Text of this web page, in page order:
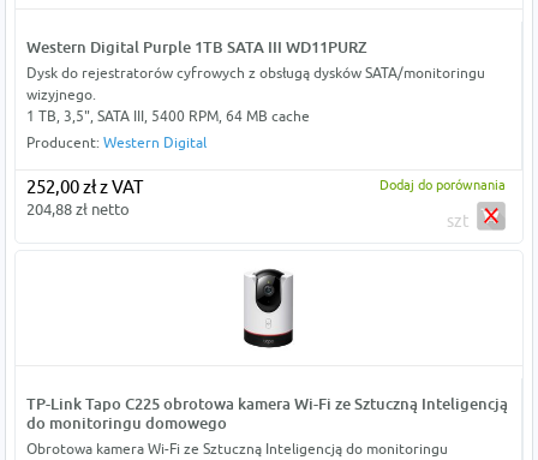
Western Digital Purple 1TB SATA III WD11PURZ
Dysk do rejestratorów cyfrowych z obsługą dysków SATA/monitoringu
wizyjnego.
1 TB, 3,5", SATA III, 5400 RPM, 64 MB cache
Producent: Western Digital
252,00 zł z VAT
204,88 zł netto
Dodaj do porównania
szt
TP-Link Tapo C225 obrotowa kamera Wi-Fi ze Sztuczną Inteligencją
do monitoringu domowego
Obrotowa kamera Wi-Fi ze Sztuczną Inteligencją do monitoringu